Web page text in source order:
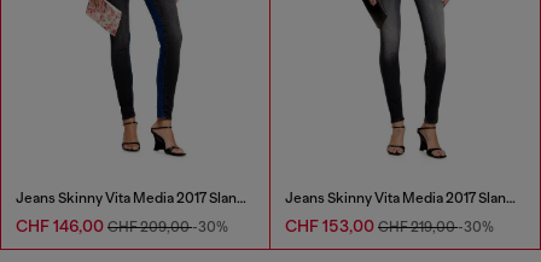
Jeans Skinny Vita Media 2017 Slandy
CHF 146,00 CHF 209,00-30%
Jeans Skinny Vita Media 2017 Slandy
CHF 153,00 CHF 219,00-30%